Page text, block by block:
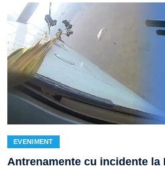
EVENIMENT
Antrenamente cu incidente la